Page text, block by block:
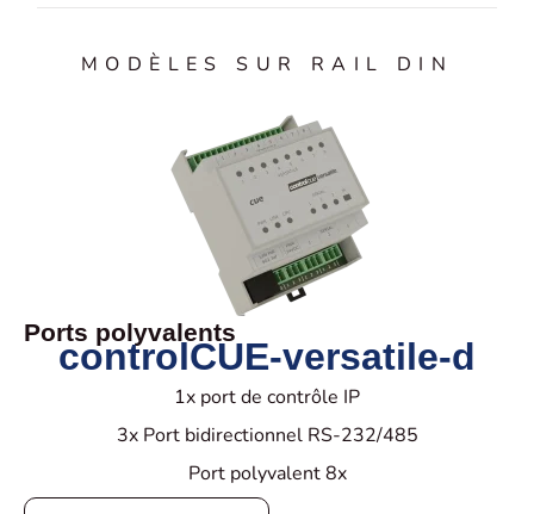
MODÈLES SUR RAIL DIN
Ports polyvalents
controlCUE-versatile-d
1x port de contrôle IP
3x Port bidirectionnel RS-232/485
Port polyvalent 8x